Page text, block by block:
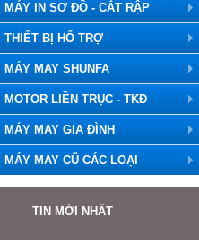
MÁY IN SƠ ĐỒ - CẮT RẬP
THIẾT BỊ HỔ TRỢ
MÁY MAY SHUNFA
MOTOR LIỀN TRỤC - TKĐ
MÁY MAY GIA ĐÌNH
MÁY MAY CŨ CÁC LOẠI
TIN MỚI NHẤT